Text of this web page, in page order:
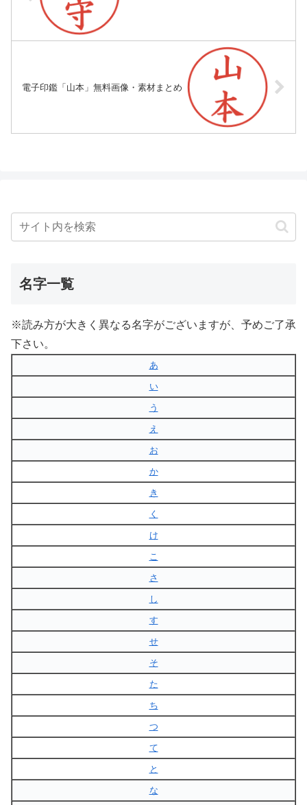
電子印鑑「山本」無料画像・素材まとめ
名字一覧
※読み方が大きく異なる名字がございますが、予めご了承
下さい。
あ
い
う
え
お
か
き
く
け
こ
さ
し
す
せ
そ
た
ち
つ
て
と
な